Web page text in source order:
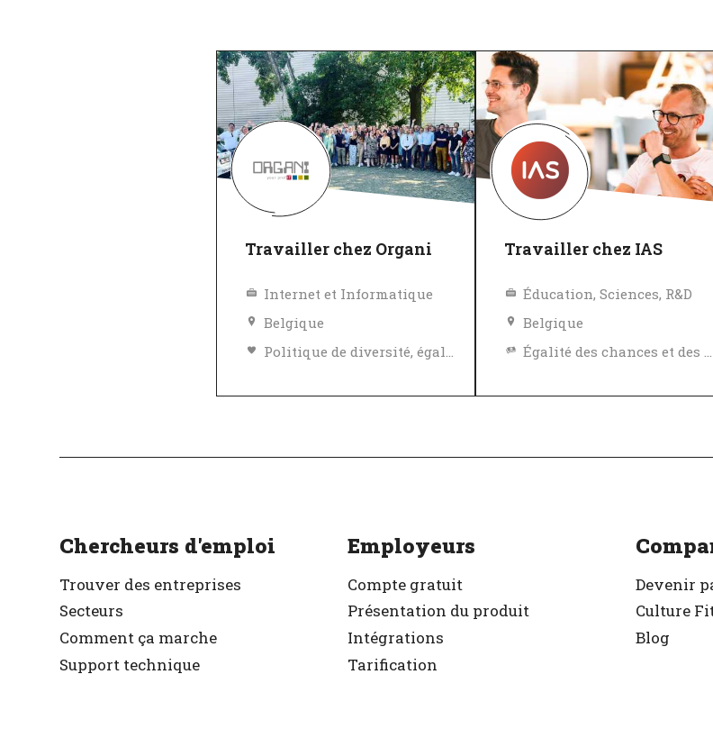
Travailler chez Organi
Internet et Informatique
Belgique
Politique de diversité, égalité et inclusivité
Travailler chez IAS
Éducation, Sciences, R&D
Belgique
Égalité des chances et des avantages
Chercheurs d'emploi
Trouver des entreprises
Secteurs
Comment ça marche
Support technique
Employeurs
Compte gratuit
Présentation du produit
Intégrations
Tarification
Devenir
Culture
Blog